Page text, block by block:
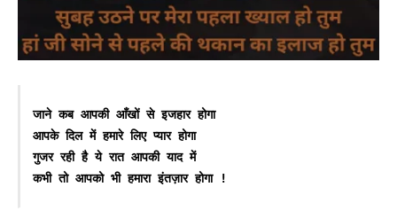
जाने कब आपकी आँखों से इजहार होगा
आपके दिल में हमारे लिए प्यार होगा
गुजर रही है ये रात आपकी याद में
कभी तो आपको भी हमारा इंतज़ार होगा !